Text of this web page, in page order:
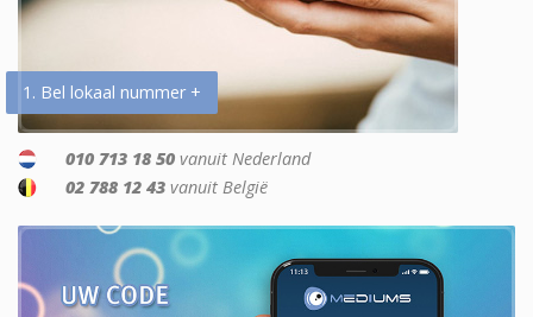
1. Bel lokaal nummer +
010 713 18 50 vanuit Nederland
02 788 12 43 vanuit België